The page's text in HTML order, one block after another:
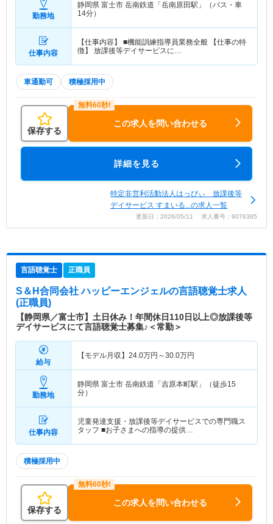
勤務地
静岡県 富士市 岳南鉄道「岳南原田駅」（バス・車
14分）
仕事内容
【仕事内容】 ■機能訓練指導員業務全般 【仕事の特
徴】 放課後等デイサービスに…
車通勤可 積極採用中
保存する
この求人を問い合わせる
詳細を見る
特定非営利活動法人はっぴぃ 放課後等
デイサービス すまいる...の求人一覧
更新日：2026/05/11 求人番号：9076385
言語聴覚士 正職員
S＆H合同会社 ハッピーエンジェルの言語聴覚士求人
(正職員)
【静岡県／富士市】土日休み！年間休日110日以上◎放課後等
デイサービスにて言語聴覚士募集♪＜常勤＞
給与
【モデル月収】 24.0万円～30.0万円
勤務地
静岡県 富士市 岳南鉄道「吉原本町駅」（徒歩15
分）
仕事内容
児童発達支援・放課後等デイサービスでの専門職ス
タッフ ■お子さまへの指導の提供…
積極採用中
保存する
この求人を問い合わせる